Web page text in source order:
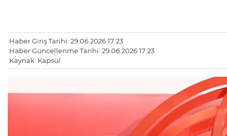
Haber Giriş Tarihi: 29.06.2026 17:23
Haber Güncellenme Tarihi: 29.06.2026 17:23
Kaynak: Kapsül